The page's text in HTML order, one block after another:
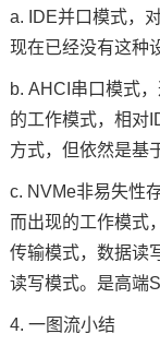
a. IDE并口模式，
现在已经没有这种
b. AHCI串口模式
的工作模式，相对
方式，但依然是基
c. NVMe非易失性
而出现的工作模式
传输模式，数据读
读写模式。是高端
4. 一图流小结